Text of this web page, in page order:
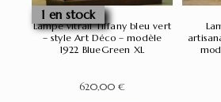
1 en stock
Lampe vitrail Tiffany bleu vert
– style Art Déco – modèle
1922 BlueGreen XL
620,00 €